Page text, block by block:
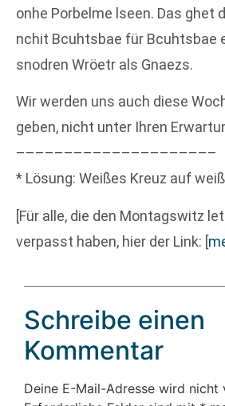
onhe Porbelme lseen. Das ghet
nchit Bcuhtsbae für Bcuhtsbae
snodren Wröetr als Gnaezs.
Wir werden uns auch diese
geben, nicht unter Ihren
–––––––––––––––––––––
* Lösung: Weißes Kreuz auf
[Für alle, die den Montagswitz
verpasst haben, hier der Link: [
Schreibe einen
Kommentar
Deine E-Mail-Adresse wird